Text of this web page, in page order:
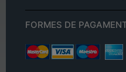
FORMES DE